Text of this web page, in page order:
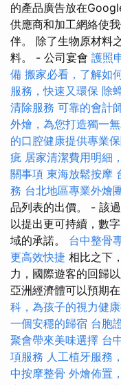
的產品廣告放在
供應商和加工網絡使
伴。 除了生物原材料
料。 - 公司宴會 護照
備 搬家必看，了解如
服務，快速又環保 除
清除服務 可靠的會計
外燴，為您打造獨一
的口腔健康提供專業
疵 居家清潔費用明細
關事項 東海放鬆按摩
務 台北地區專業外燴
品列表的出價。 - 該
以提出更可持續，數
域的承諾。 台中整骨
更高效快捷 相比之下
力，國際遊客的回歸
亞洲經濟體可以預期
科，為孩子的視力健
一個安穩的歸宿 台胞
聚會帶來美味選擇 台
項服務 人工植牙服務
中按摩整骨 外燴佈置